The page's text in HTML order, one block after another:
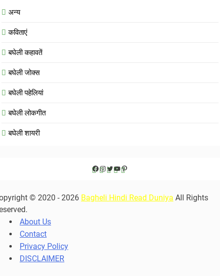
अन्य
कविताएं
बघेली कहावतें
बघेली जोक्स
बघेली पहेलियां
बघेली लोकगीत
बघेली शायरी
Facebook
Instagram
Twitter
YouTube
Pinterest
© 2020 - 2026 Bagheli Hindi Read Duniya All Rights
About Us
Contact
Privacy Policy
DISCLAIMER